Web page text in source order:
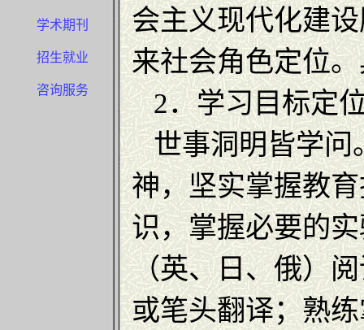
学术期刊
招生就业
咨询服务
会主义现代化建
来社会角色定位
2．学习目标定
世事洞明皆学问
神，坚实掌握教
识，掌握必要的
（英、日、俄）
或笔头翻译；熟